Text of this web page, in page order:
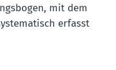
mit dem
erfasst